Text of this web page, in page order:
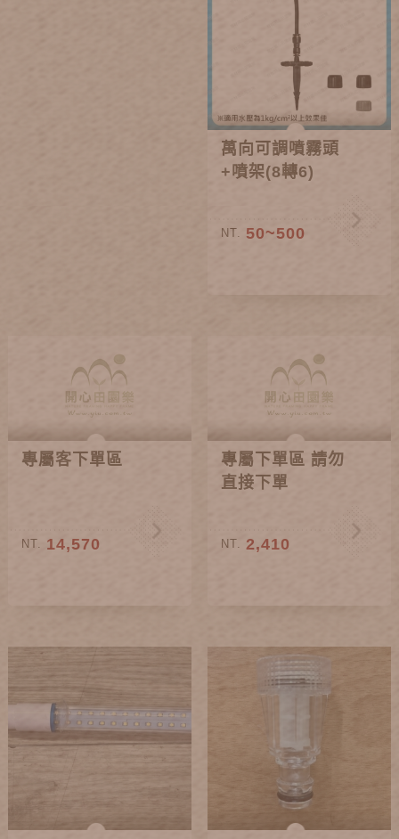
萬向可調噴霧頭
+噴架(8轉6)
NT. 50~500
專屬客下單區
NT. 14,570
專屬下單區 請勿
直接下單
NT. 2,410